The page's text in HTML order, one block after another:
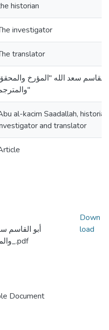
historian
investigator
translator
القاسم سعد الله "المؤرخ
والمترجم"
al-kacim Saadallah,
and translator
أبو القاسم
والمحقق والمترجم_.pdf
Document
Down
load